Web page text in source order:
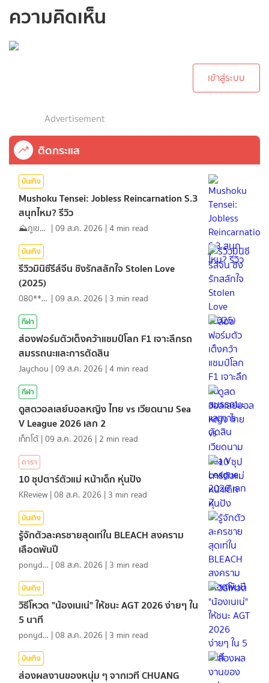
ความคิดเห็น
เข้าสู่ระบบ
Advertisement
ติดกระแส
บันเทิง
Mushoku Tensei: Jobless Reincarnation S.3
สนุกไหม? รีวิว
⛰️ภูเขาเล่าไปเรื่อย⛰️ |09 ส.ค. 2026 |4 min read
บันเทิง
รีวิวมินิซีรีส์จีน ชิงรักสลักใจ Stolen Love
(2025)
080******* |09 ส.ค. 2026 | 3 min read
กีฬา
ส่องฟอร์มตัวเต็งคว้าแชมป์โลก F1 เจาะลึกรถ
สมรรถนะและการตัดสิน
Jaychou |09 ส.ค. 2026 |4 min read
กีฬา
ดูสดวอลเลย์บอลหญิง ไทย vs เวียดนาม Sea
V League 2026 เลก 2
เก็ทโต้ |09 ส.ค. 2026 | 2 min read
ดารา
10 ซุปตาร์ตัวแม่ หน้าเด็ก หุ่นปัง
KReview |08 ส.ค. 2026 | 3 min read
บันเทิง
รู้จักตัวละครชายสุดเท่ใน BLEACH สงคราม
เลือดพันปี
ponydiary |08 ส.ค. 2026 | 3 min read
บันเทิง
วิธีโหวต "น้องเนเน่" ให้ชนะ AGT 2026 ง่ายๆ ใน
5 นาที
ponydiary |08 ส.ค. 2026 | 3 min read
บันเทิง
ส่องผลงานของหนุ่ม ๆ จากเวที CHUANG